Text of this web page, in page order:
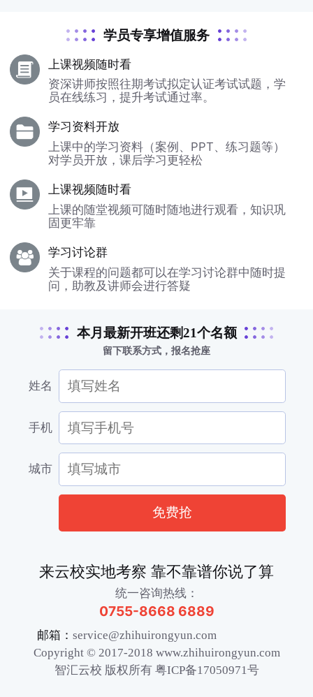
学员专享增值服务
上课视频随时看
资深讲师按照往期考试拟定认证考试试题，学
员在线练习，提升考试通过率。
学习资料开放
上课中的学习资料（案例、PPT、练习题等）
对学员开放，课后学习更轻松
上课视频随时看
上课的随堂视频可随时随地进行观看，知识巩
固更牢靠
学习讨论群
关于课程的问题都可以在学习讨论群中随时提
问，助教及讲师会进行答疑
本月最新开班还剩21个名额
留下联系方式，报名抢座
姓名
手机
城市
免费抢
来云校实地考察 靠不靠谱你说了算
统一咨询热线：
0755-8668 6889
邮箱： service@zhihuirongyun.com
Copyright © 2017-2018 www.zhihuirongyun.com
智汇云校 版权所有 粤ICP备17050971号